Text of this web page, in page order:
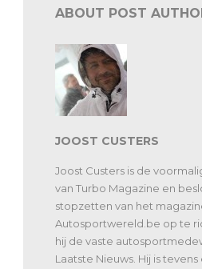
ABOUT POST
JOOST CUSTERS
Joost Custers is de
van Turbo Magazine en
stopzetten van het
Autosportwereld.be op te
hij de vaste
Laatste Nieuws. Hij is